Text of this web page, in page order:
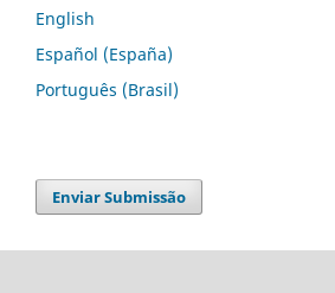
English
Español (España)
Português (Brasil)
Enviar Submissão